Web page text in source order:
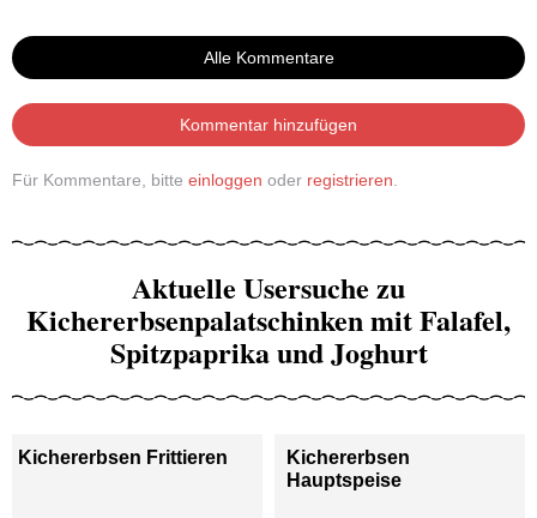
Alle Kommentare
Kommentar hinzufügen
Für Kommentare, bitte einloggen oder registrieren
Aktuelle Usersuche zu
Kichererbsenpalatschinken mit Falafel,
Spitzpaprika und Joghurt
Kichererbsen Frittieren
Kichererbsen
Hauptspeise